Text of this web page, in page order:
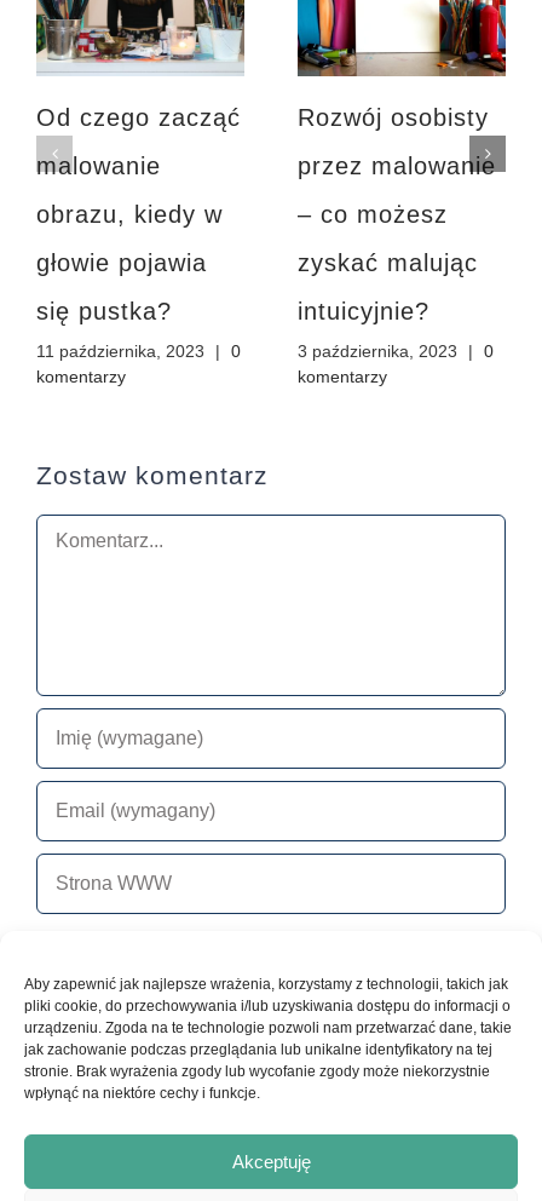
Aby zapewnić jak najlepsze wrażenia, korzystamy z technologii, takich jak
pliki cookie, do przechowywania i/lub uzyskiwania dostępu do informacji o
urządzeniu. Zgoda na te technologie pozwoli nam przetwarzać dane, takie
jak zachowanie podczas przeglądania lub unikalne identyfikatory na tej
stronie. Brak wyrażenia zgody lub wycofanie zgody może niekorzystnie
wpłynąć na niektóre cechy i funkcje.
Akceptuję
Od czego zacząć
malowanie
obrazu, kiedy w
głowie pojawia
się pustka?
11 października, 2023 |
0
komentarzy
Rozwój osobisty
przez malowanie
– co możesz
zyskać malując
intuicyjnie?
3 października, 2023 |
0
komentarzy
Zostaw komentarz
Comment
© Copyright 2017-2026 - Ars Pro Anima | Strona stworzona z